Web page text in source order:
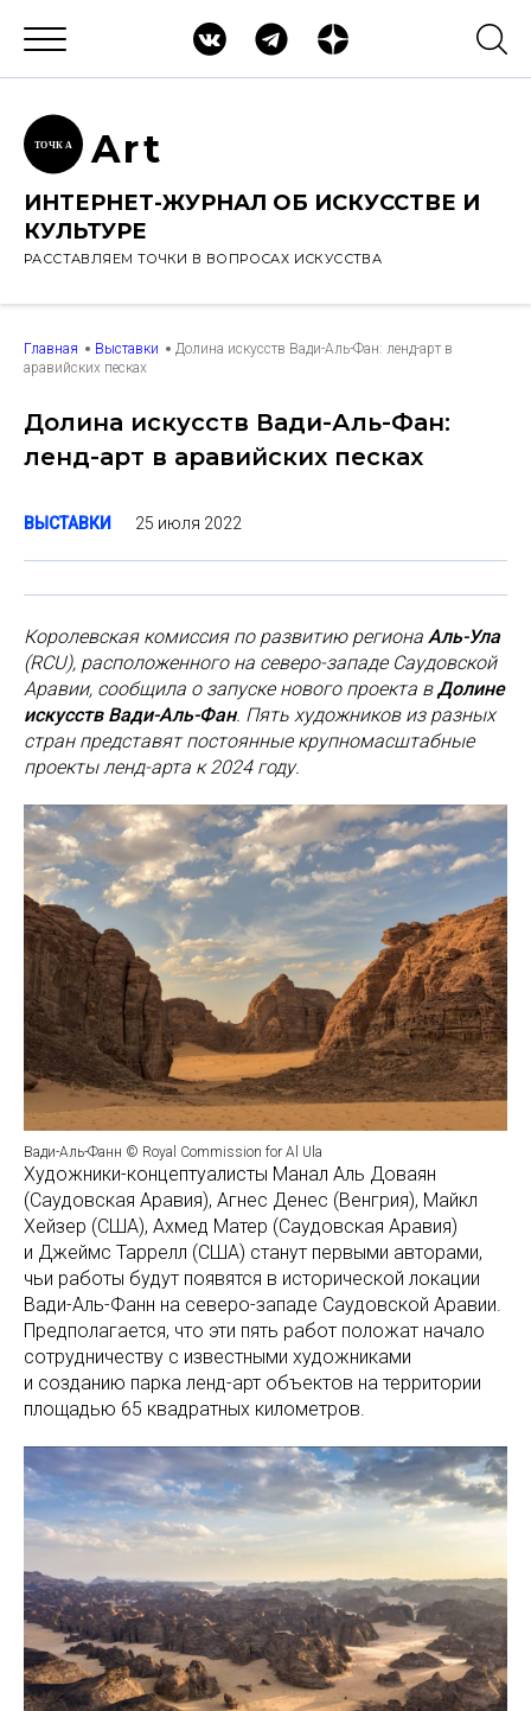
ТОЧК А Art
ИНТЕРНЕТ-ЖУРНАЛ ОБ ИСКУССТВЕ И
КУЛЬТУРЕ
РАССТАВЛЯЕМ ТОЧКИ В ВОПРОСАХ ИСКУССТВА
Главная Выставки
Долина искусств Вади-Аль-Фан: ленд-арт в
аравийских песках
Долина искусств Вади-Аль-Фан:
ленд-арт в аравийских песках
ВЫСТАВКИ 25 июля 2022
Королевская комиссия по развитию региона Аль-Ула
(RCU), расположенного на северо-западе Саудовской
Аравии, сообщила о запуске нового проекта вДолине
искусств Вади-Аль-Фан. Пять художников из разных
стран представят постоянные крупномасштабные
проекты ленд-арта к 2024 году.
Вади-Аль-Фанн © Royal Commission for Al Ula
Художники-концептуалисты Манал Аль Доваян
(Саудовская Аравия), Агнес Денес (Венгрия), Майкл
Хейзер (США), Ахмед Матер (Саудовская Аравия)
и Джеймс Таррелл (США) станут первыми авторами,
чьи работы будут появятся в исторической локации
Вади-Аль-Фанн на северо-западе Саудовской Аравии.
Предполагается, что эти пять работ положат начало
сотрудничеству с известными художниками
и созданию парка ленд-арт объектов на территории
площадью 65 квадратных километров.